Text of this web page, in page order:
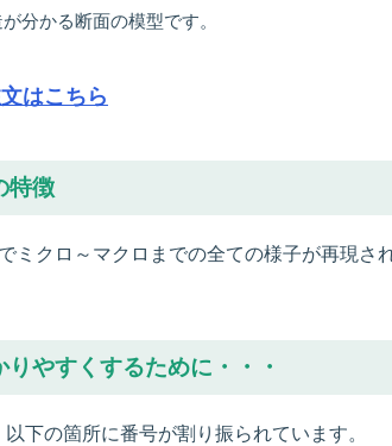
分かる断面の模型です。
はこちら
特徴
ミクロ～マクロまでの全ての様子が再現
りやすくするために・・・
下の箇所に番号が割り振られています。